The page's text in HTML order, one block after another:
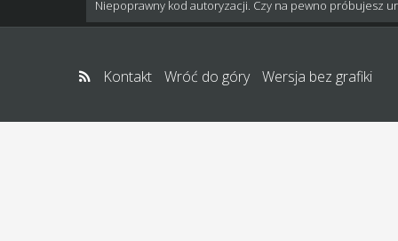
Niepoprawny kod autoryzacji. Czy na pewno próbujesz
Kontakt Wróć do góry Wersja bez grafiki